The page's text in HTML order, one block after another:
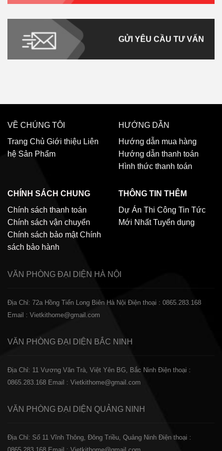
GỬI YÊU CẦU TƯ VẤN
VỀ CHÚNG TÔI
Trang Chủ Giới thiệu Liên
hệ Sản Phẩm
HƯỚNG DẪN
Hướng dẫn mua hàng
Hướng dẫn thanh toán
Hình thức thanh toán
CHÍNH SÁCH CHUNG
Chính sách thanh toán
Chính sách vận chuyển
Chính sách bảo mật Chính
sách bảo hành
THÔNG TIN THÊM
Dự Án Thi Công Tin Tức
Mới Nhất Tuyển dụng
VĂN PHÒNG ĐẠI DIỆN HÀ NỘI
Địa Chỉ: 72a Hồng Tiến Long Biên Hà Nội Điện thoại : 0865.283.168
Email : Vietkithome@gmail.com
VĂN PHÒNG ĐẠI DIỆN BẮC NINH
Địa Chỉ: 11 Vương Văn Trà, Việt Yên BG, Bắc Ninh Điện thoại :
0865.283.168 Email : Vietkithome@gmail.com
VĂN PHÒNG ĐẠI DIỆN QUẢNG NINH
Địa Chỉ: Số 11 Vĩnh Thông, Đông Triều, Quảng Ninh Điện thoại :